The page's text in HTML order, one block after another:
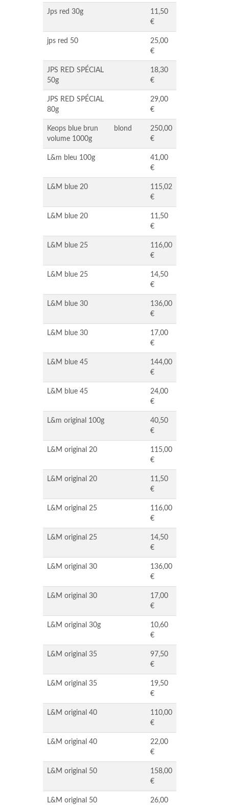
Jps red 30g
11,50
€
jps red 50
25,00
€
JPS RED SPÉCIAL
50g
18,30
€
JPS RED SPÉCIAL
80g
29,00
€
Keops blue brun
volume 1000g
blond
250,00
€
L&m bleu 100g
41,00
€
L&M blue 20
115,02
€
L&M blue 20
11,50
€
L&M blue 25
116,00
€
L&M blue 25
14,50
€
L&M blue 30
136,00
€
L&M blue 30
17,00
€
L&M blue 45
144,00
€
L&M blue 45
24,00
€
L&m original 100g
40,50
€
L&M original 20
115,00
€
L&M original 20
11,50
€
L&M original 25
116,00
€
L&M original 25
14,50
€
L&M original 30
136,00
€
L&M original 30
17,00
€
L&M original 30g
10,60
€
L&M original 35
97,50
€
L&M original 35
19,50
€
L&M original 40
110,00
€
L&M original 40
22,00
€
L&M original 50
158,00
€
L&M original 50 26,00